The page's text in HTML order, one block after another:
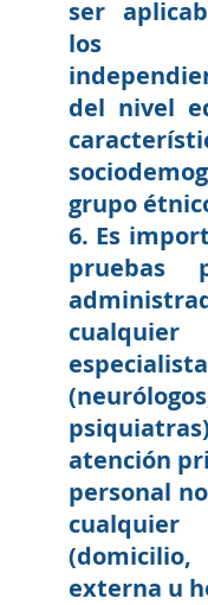
ser
los
del nivel
grupo
6. Es
pruebas
cualquier
especialista
atención
personal
externa u